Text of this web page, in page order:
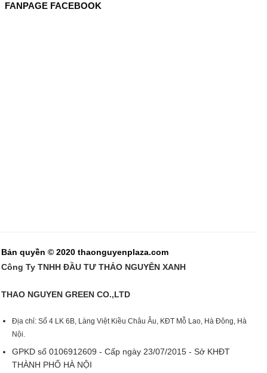
FANPAGE FACEBOOK
Bản quyền © 2020 thaonguyenplaza.com
Công Ty TNHH ĐẦU TƯ THẢO NGUYÊN XANH
THAO NGUYEN GREEN CO.,LTD
Địa chỉ: Số 4 LK 6B, Làng Việt Kiều Châu Âu, KĐT Mỗ Lao, Hà Đông, Hà
Nội.
GPKD số 0106912609 - Cấp ngày 23/07/2015 - Sở KHĐT
THÀNH PHỐ HÀ NỘI